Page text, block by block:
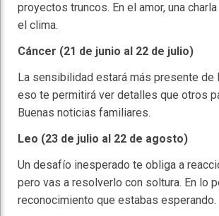
proyectos truncos. En el amor, una
el clima.
Cáncer (21 de junio al 22 de julio)
La sensibilidad estará más presente de
eso te permitirá ver detalles que otros
Buenas noticias familiares.
Leo (23 de julio al 22 de agosto)
Un desafío inesperado te obliga a
pero vas a resolverlo con soltura. En lo
reconocimiento que estabas esperando.